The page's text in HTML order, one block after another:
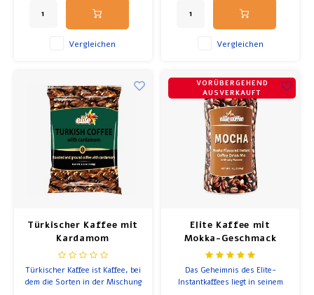
einzigartigen
Herstellungsverfahren geröstet
werden, das die vertraute Süße
Vergleichen Vergleichen
Türkischer Kaffee mit
Kardamom
Türkischer Kaffee ist Kaffee, bei
dem die Sorten in der Mischung
VORÜBERGEHEND
AUSVERKAUFT
Elite Kaffee mit
Mokka-Geschmack
(Instant)
Das Geheimnis des Elite-
Instantkaffees liegt in seinem